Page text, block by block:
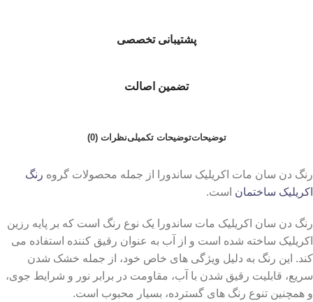
پشتیبانی تخصصی
تضمین اصالت
توضیحاتتوضیحات تکمیلینظرات (0)
رنگ دن سان مات اکریلیک ساندورا از جمله محصولات گروه رنگ
اکریلیک ساختمان است.
رنگ دن سان اکریلیک مات ساندورا یک نوع رنگ است که بر پایه رزین
اکریلیک ساخته شده است و از آب به عنوان رقیق‌ کننده استفاده می‌
کند. این رنگ به دلیل ویژگی ‌های خاص خود، از جمله خشک شدن
سریع، قابلیت رقیق شدن با آب، مقاومت در برابر نور و شرایط جوی،
و همچنین تنوع رنگ‌ های گسترده، بسیار محبوب است.